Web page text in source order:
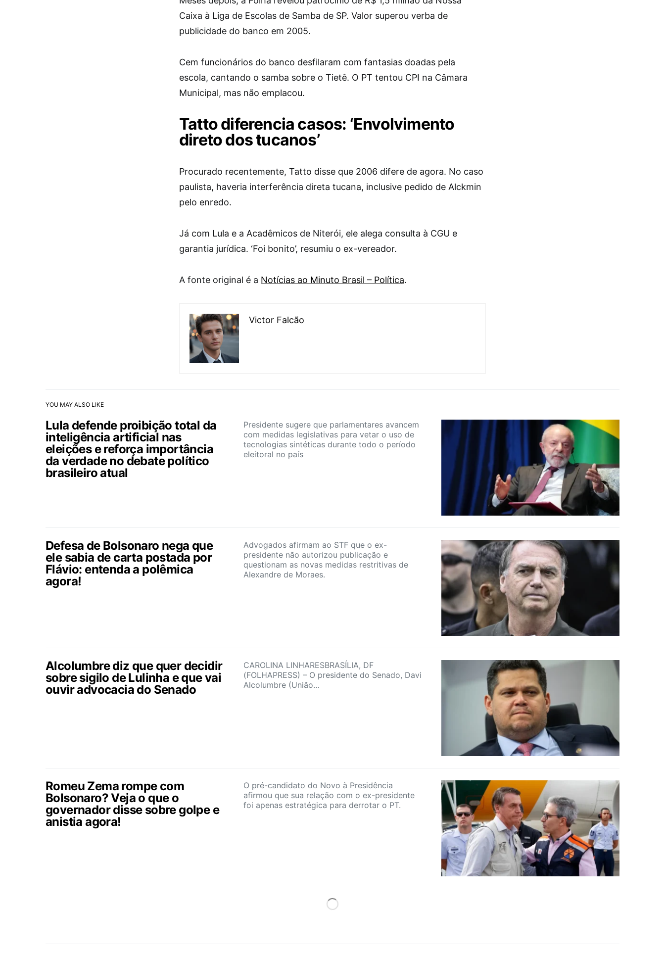
Caixa à Liga de Escolas de Samba de SP. Valor superou verba de
publicidade do banco em 2005.
Cem funcionários do banco desfilaram com fantasias doadas pela
escola, cantando o samba sobre o Tietê. O PT tentou CPI na Câmara
Municipal, mas não emplacou.
Tatto diferencia casos: ‘Envolvimento
direto dos tucanos’
Procurado recentemente, Tatto disse que 2006 difere de agora. No caso
paulista, haveria interferência direta tucana, inclusive pedido de Alckmin
pelo enredo.
Já com Lula e a Acadêmicos de Niterói, ele alega consulta à CGU e
garantia jurídica. ‘Foi bonito’, resumiu o ex-vereador.
A fonte original é a Notícias ao Minuto Brasil – Política.
Victor Falcão
YOU MAY ALSO LIKE
Lula defende proibição total da
inteligência artificial nas
eleições e reforça importância
da verdade no debate político
brasileiro atual
Presidente sugere que parlamentares avancem
com medidas legislativas para vetar o uso de
tecnologias sintéticas durante todo o período
eleitoral no país
Defesa de Bolsonaro nega que
ele sabia de carta postada por
Flávio: entenda a polêmica
agora!
Advogados afirmam ao STF que o ex-
presidente não autorizou publicação e
questionam as novas medidas restritivas de
Alexandre de Moraes.
Alcolumbre diz que quer decidir
sobre sigilo de Lulinha e que vai
ouvir advocacia do Senado
CAROLINA LINHARESBRASÍLIA, DF
(FOLHAPRESS) – O presidente do Senado, Davi
Alcolumbre (União…
Romeu Zema rompe com
Bolsonaro? Veja o que o
governador disse sobre golpe e
anistia agora!
O pré-candidato do Novo à Presidência
afirmou que sua relação com o ex-presidente
foi apenas estratégica para derrotar o PT.